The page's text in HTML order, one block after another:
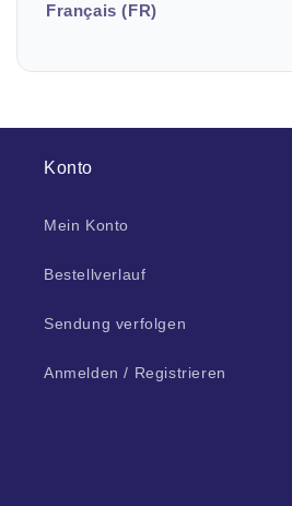
Français (FR)
Konto
Mein Konto
Bestellverlauf
Sendung verfolgen
Anmelden / Registrieren